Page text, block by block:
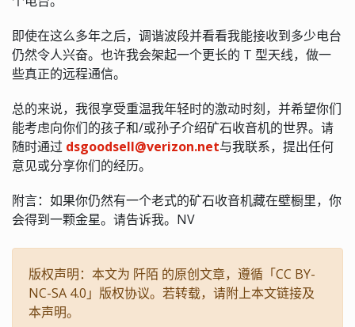
即使在这么多年之后，调谐波段并看看我能接收到多少电台
仍然令人兴奋。也许我会架起一个更长的 T 型天线，做一
些真正的远程通信。
总的来说，我很享受重温我年轻时的激动时刻，并希望你们
能考虑向你们的孩子和/或孙子介绍矿石收音机的世界。请
随时通过 dsgoodsell@verizon.net与我联系，提出任何
意见或分享你们的经历。
附言：如果你仍然有一个老式的矿石收音机藏在壁橱里，你
会得到一颗金星。请告诉我。NV
版权声明：本文为 阡陌 的原创文章，遵循「CC BY-
NC-SA 4.0」版权协议。若转载，请附上本文链接及
本声明。